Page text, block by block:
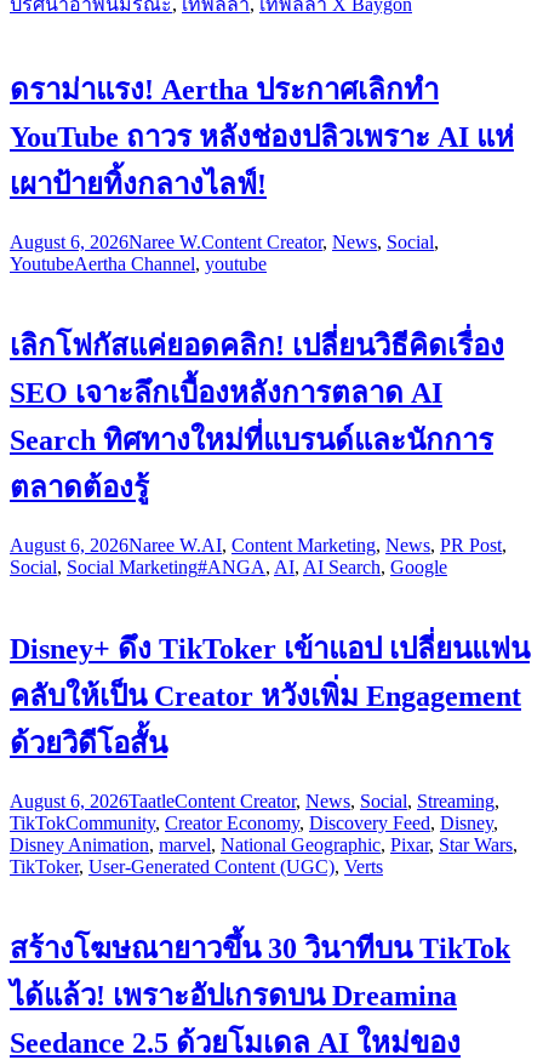
ปริศนาอำพันมรณะ, เทพลีลา, เทพลีลา X Baygon
ดราม่าแรง! Aertha ประกาศเลิกทำ
YouTube ถาวร หลังช่องปลิวเพราะ AI แห่
เผาป้ายทิ้งกลางไลฟ์!
August 6, 2026Naree W.Content Creator, News, Social,
YoutubeAertha Channel, youtube
เลิกโฟกัสแค่ยอดคลิก! เปลี่ยนวิธีคิดเรื่อง
SEO เจาะลึกเบื้องหลังการตลาด AI
Search ทิศทางใหม่ที่แบรนด์และนักการ
ตลาดต้องรู้
August 6, 2026Naree W.AI, Content Marketing, News, PR Post,
Social, Social Marketing#ANGA, AI, AI Search, Google
Disney+ ดึง TikToker เข้าแอป เปลี่ยนแฟน
คลับให้เป็น Creator หวังเพิ่ม Engagement
ด้วยวิดีโอสั้น
August 6, 2026TaatleContent Creator, News, Social, Streaming,
TikTokCommunity, Creator Economy, Discovery Feed, Disney,
Disney Animation, marvel, National Geographic, Pixar, Star Wars,
TikToker, User-Generated Content (UGC), Verts
สร้างโฆษณายาวขึ้น 30 วินาทีบน TikTok
ได้แล้ว! เพราะอัปเกรดบน Dreamina
Seedance 2.5 ด้วยโมเดล AI ใหม่ของ